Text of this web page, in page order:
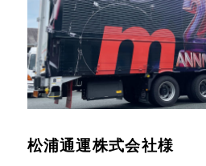
松浦通運株式会社様